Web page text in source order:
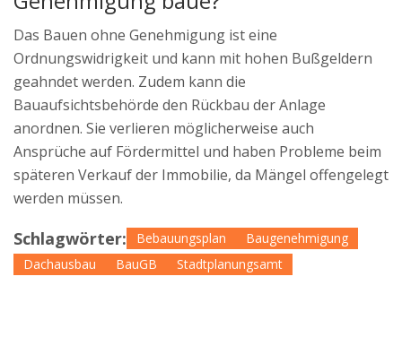
Das Bauen ohne Genehmigung ist eine
Ordnungswidrigkeit und kann mit hohen Bußgeldern
geahndet werden. Zudem kann die
Bauaufsichtsbehörde den Rückbau der Anlage
anordnen. Sie verlieren möglicherweise auch
Ansprüche auf Fördermittel und haben Probleme beim
späteren Verkauf der Immobilie, da Mängel offengelegt
werden müssen.
Schlagwörter: Bebauungsplan
Baugenehmigung
Dachausbau
BauGB Stadtplanungsamt